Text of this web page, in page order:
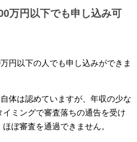
万円以下でも申し込み可
円以下の人でも申し込みができま
体は認めていますが、年収の少な
ミングで審査落ちの通告を受け
ぼ審査を通過できません。